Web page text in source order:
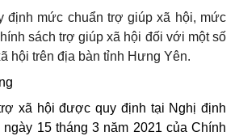
định mức chuẩn trợ giúp xã hội, mức
sách trợ giúp xã hội đối với một số
hội trên địa bàn tỉnh Hưng Yên.
xã hội được quy định tại Nghị định
ngày 15 tháng 3 năm 2021 của Chính